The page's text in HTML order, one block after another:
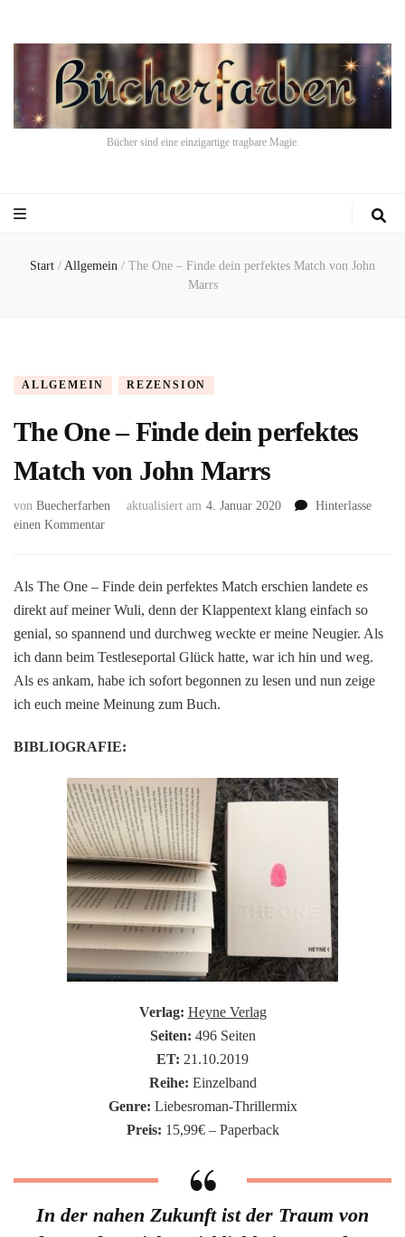
Bücher sind eine einzigartige tragbare Magie.
Start / Allgemein / The One – Finde dein perfektes Match von John
Marrs
ALLGEMEIN REZENSION
The One – Finde dein perfektes
Match von John Marrs
von Buecherfarben aktualisiert am 4. Januar 2020
Hinterlasse
einen Kommentarzu
–
dein
perfektes
Match
von
Als The One – Finde dein perfektes Match erschien landete es
direkt auf meiner Wuli, denn der Klappentext klang einfach so
genial, so spannend und durchweg weckte er meine Neugier. Als
ich dann beim Testleseportal Glück hatte, war ich hin und weg.
Als es ankam, habe ich sofort begonnen zu lesen und nun zeige
ich euch meine Meinung zum Buch.
BIBLIOGRAFIE:
Verlag: Heyne Verlag
Seiten: 496 Seiten
ET: 21.10.2019
Reihe: Einzelband
Genre: Liebesroman-Thrillermix
Preis: 15,99€ – Paperback
In der nahen Zukunft ist der Traum von